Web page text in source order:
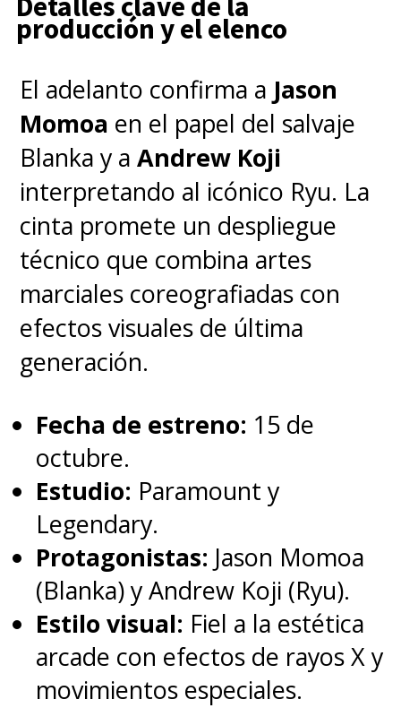
family story.” -
@JasonReitman,
@GilKenan
#GhostbustersDay
— Ghostbusters (@Ghostbusters) June 9, 2022
En el evento por el
Ghostbusters Day también
anunció el regreso de la
franquicia a los cómics con
una nueva historieta que será
publicada por la editorial
Dark Horse
recién a fines de 2023 y
trasladará la historia hasta 1984
con un relato completamente
oficial.
Junto con ello,se confirmó
también una película
producción y el elenco
El adelanto confirma a Jason
Momoa en el papel del salvaje
Blanka y aAndrew Koji
interpretando al icónico Ryu. La
cinta promete un despliegue
técnico que combina artes
marciales coreografiadas con
efectos visuales de última
generación.
Fecha de estreno: 15 de
octubre.
Estudio: Paramount y
Legendary.
Protagonistas: Jason Momoa
(Blanka) y Andrew Koji (Ryu).
Estilo visual: Fiel a la estética
arcade con efectos de rayos X y
movimientos especiales.